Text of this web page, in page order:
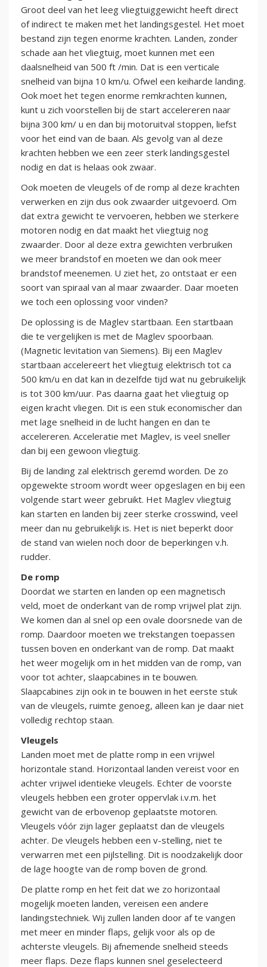
Groot deel van het leeg vliegtuiggewicht heeft direct
of indirect te maken met het landingsgestel. Het moet
bestand zijn tegen enorme krachten. Landen, zonder
schade aan het vliegtuig, moet kunnen met een
daalsnelheid van 500 ft /min. Dat is een verticale
snelheid van bijna 10 km/u. Ofwel een keiharde landing.
Ook moet het tegen enorme remkrachten kunnen,
kunt u zich voorstellen bij de start accelereren naar
bijna 300 km/ u en dan bij motoruitval stoppen, liefst
voor het eind van de baan. Als gevolg van al deze
krachten hebben we een zeer sterk landingsgestel
nodig en dat is helaas ook zwaar.
Ook moeten de vleugels of de romp al deze krachten
verwerken en zijn dus ook zwaarder uitgevoerd. Om
dat extra gewicht te vervoeren, hebben we sterkere
motoren nodig en dat maakt het vliegtuig nog
zwaarder. Door al deze extra gewichten verbruiken
we meer brandstof en moeten we dan ook meer
brandstof meenemen. U ziet het, zo ontstaat er een
soort van spiraal van al maar zwaarder. Daar moeten
we toch een oplossing voor vinden?
De oplossing is de Maglev startbaan. Een startbaan
die te vergelijken is met de Maglev spoorbaan.
(Magnetic levitation van Siemens). Bij een Maglev
startbaan accelereert het vliegtuig elektrisch tot ca
500 km/u en dat kan in dezelfde tijd wat nu gebruikelijk
is tot 300 km/uur. Pas daarna gaat het vliegtuig op
eigen kracht vliegen. Dit is een stuk economischer dan
met lage snelheid in de lucht hangen en dan te
accelereren. Acceleratie met Maglev, is veel sneller
dan bij een gewoon vliegtuig.
Bij de landing zal elektrisch geremd worden. De zo
opgewekte stroom wordt weer opgeslagen en bij een
volgende start weer gebruikt. Het Maglev vliegtuig
kan starten en landen bij zeer sterke crosswind, veel
meer dan nu gebruikelijk is. Het is niet beperkt door
de stand van wielen noch door de beperkingen v.h.
rudder.
De romp
Doordat we starten en landen op een magnetisch
veld, moet de onderkant van de romp vrijwel plat zijn.
We komen dan al snel op een ovale doorsnede van de
romp. Daardoor moeten we trekstangen toepassen
tussen boven en onderkant van de romp. Dat maakt
het weer mogelijk om in het midden van de romp, van
voor tot achter, slaapcabines in te bouwen.
Slaapcabines zijn ook in te bouwen in het eerste stuk
van de vleugels, ruimte genoeg, alleen kan je daar niet
volledig rechtop staan.
Vleugels
Landen moet met de platte romp in een vrijwel
horizontale stand. Horizontaal landen vereist voor en
achter vrijwel identieke vleugels. Echter de voorste
vleugels hebben een groter oppervlak i.v.m. het
gewicht van de erbovenop geplaatste motoren.
Vleugels vóór zijn lager geplaatst dan de vleugels
achter. De vleugels hebben een v-stelling, niet te
verwarren met een pijlstelling. Dit is noodzakelijk door
de lage hoogte van de romp boven de grond.
De platte romp en het feit dat we zo horizontaal
mogelijk moeten landen, vereisen een andere
landingstechniek. Wij zullen landen door af te vangen
met meer en minder flaps, gelijk voor als op de
achterste vleugels. Bij afnemende snelheid steeds
meer flaps. Deze flaps kunnen snel geselecteerd